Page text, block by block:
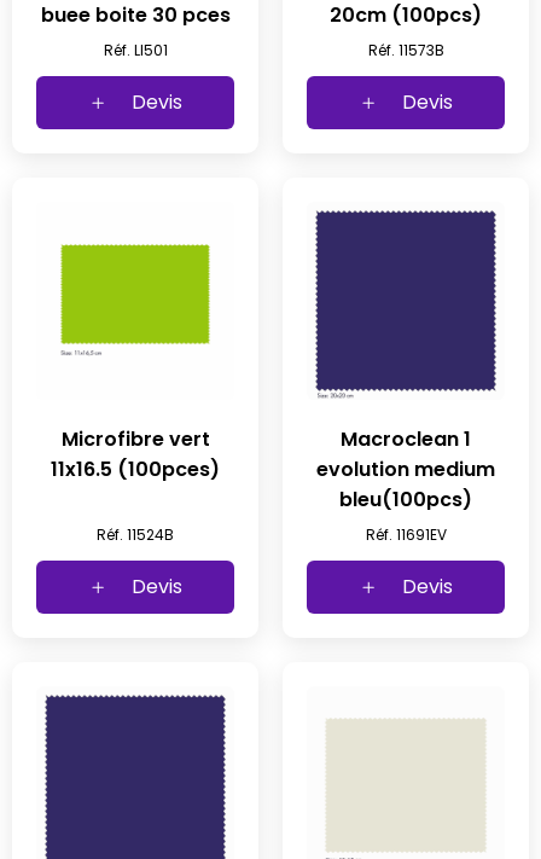
buee boite 30 pces
Réf. LI501
Devis
20cm (100pcs)
Réf. 11573B
Devis
Microfibre vert
11x16.5 (100pces)
Réf. 11524B
Devis
Macroclean 1
evolution medium
bleu(100pcs)
Réf. 11691EV
Devis